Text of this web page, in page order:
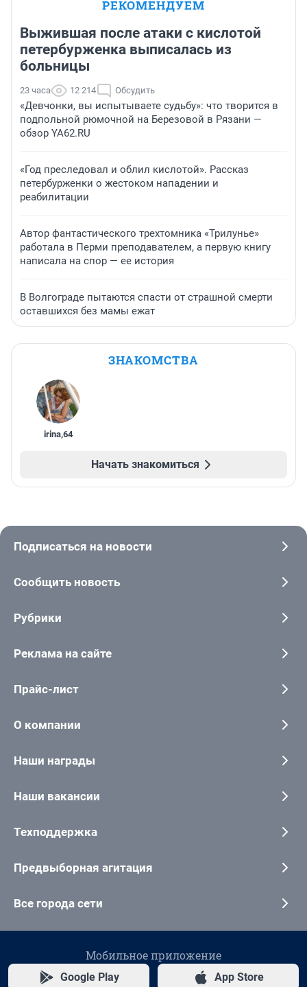
РЕКОМЕНДУЕМ
Выжившая после атаки с кислотой
петербурженка выписалась из
больницы
23 часа 12 214 Обсудить
«Девчонки, вы испытываете судьбу»: что творится в
подпольной рюмочной на Березовой в Рязани —
обзор YA62.RU
«Год преследовал и облил кислотой». Рассказ
петербурженки о жестоком нападении и
реабилитации
Автор фантастического трехтомника «Трилунье»
работала в Перми преподавателем, а первую книгу
написала на спор — ее история
В Волгограде пытаются спасти от страшной смерти
оставшихся без мамы ежат
ЗНАКОМСТВА
irina,64
Начать знакомиться
Подписаться на новости
Сообщить новость
Рубрики
Реклама на сайте
Прайс-лист
О компании
Наши награды
Наши вакансии
Техподдержка
Предвыборная агитация
Все города сети
Мобильное приложение
Google Play App Store